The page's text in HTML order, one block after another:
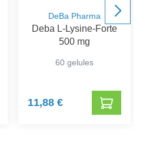
DeBa Pharma
Deba L-Lysine-Forte
500 mg
60 gelules
11,88 €